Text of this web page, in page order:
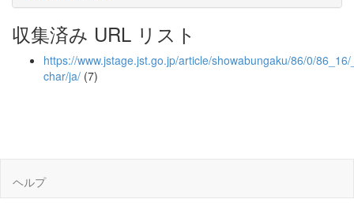
収集済み URL リスト
https://www.jstage.jst.go.jp/article/showabungaku/86/0/
char/ja/ (7)
ヘルプ